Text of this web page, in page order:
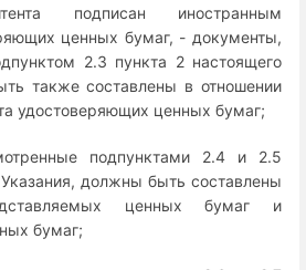
подписан иностранным
ценных бумаг, - документы,
2.3 пункта 2 настоящего
также составлены в отношении
удостоверяющих ценных бумаг;
подпунктами 2.4 и 2.5
должны быть составлены
ценных бумаг и
бумаг;